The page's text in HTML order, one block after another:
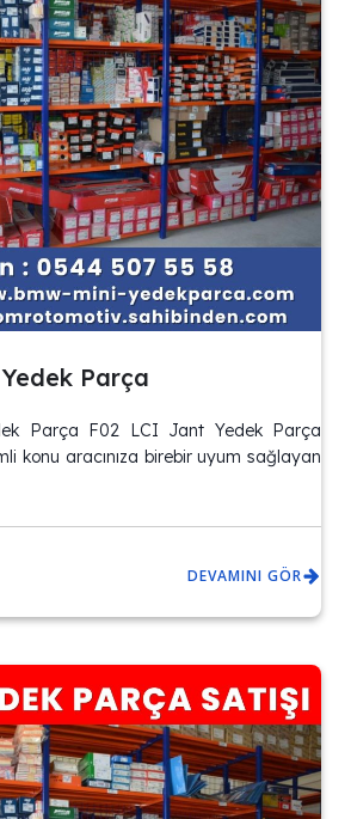
Parça
Parça F02 LCI Jant Yedek Parça
konu aracınıza birebir uyum sağlayan
DEVAMINI GÖR